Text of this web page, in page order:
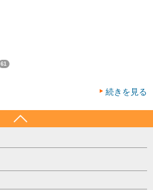
61
続きを見る